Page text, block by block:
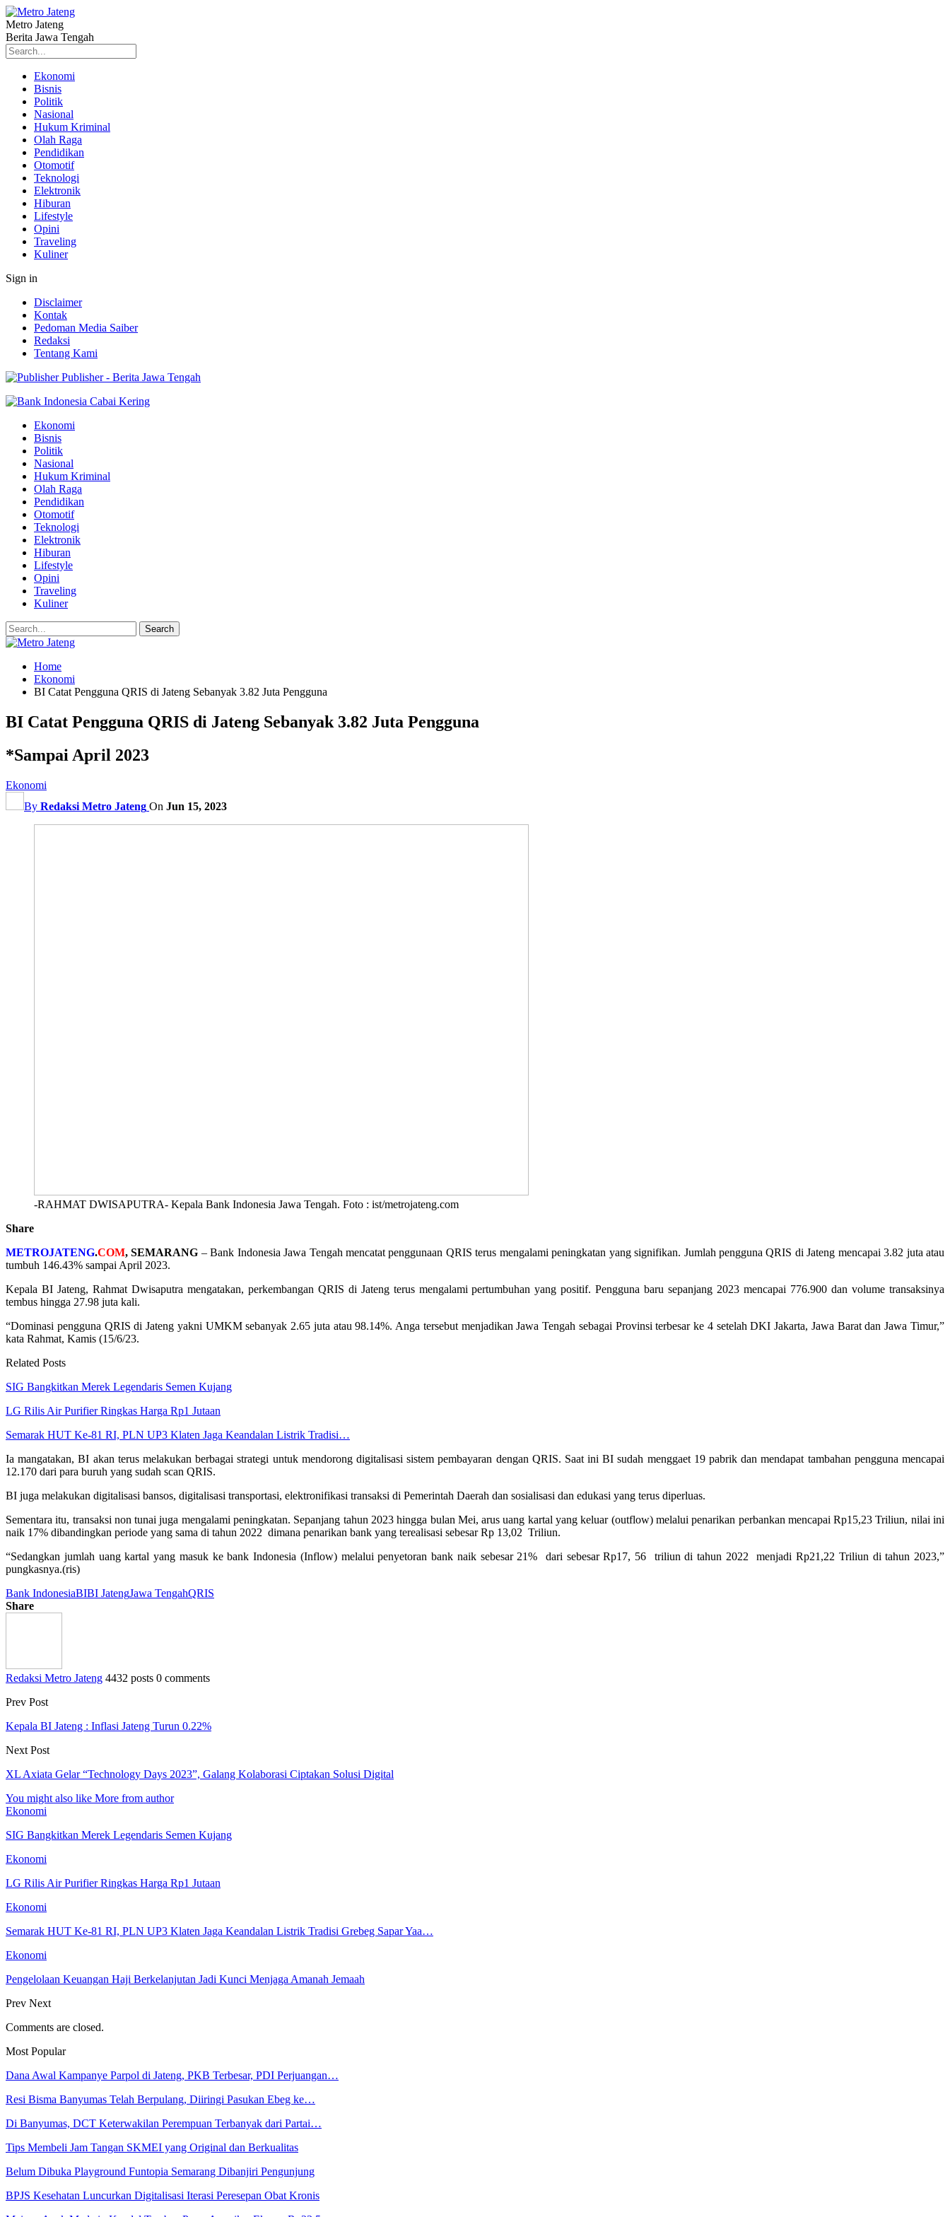
Metro Jateng
Berita Jawa Tengah
Ekonomi
Bisnis
Politik
Nasional
Hukum Kriminal
Olah Raga
Pendidikan
Otomotif
Teknologi
Elektronik
Hiburan
Lifestyle
Opini
Traveling
Kuliner
Sign in
Disclaimer
Kontak
Pedoman Media Saiber
Redaksi
Tentang Kami
Publisher - Berita Jawa Tengah
Ekonomi
Bisnis
Politik
Nasional
Hukum Kriminal
Olah Raga
Pendidikan
Otomotif
Teknologi
Elektronik
Hiburan
Lifestyle
Opini
Traveling
Kuliner
Home
Ekonomi
BI Catat Pengguna QRIS di Jateng Sebanyak 3.82 Juta Pengguna
BI Catat Pengguna QRIS di Jateng Sebanyak 3.82 Juta Pengguna
*Sampai April 2023
Ekonomi
By Redaksi Metro Jateng On Jun 15, 2023
-RAHMAT DWISAPUTRA- Kepala Bank Indonesia Jawa Tengah. Foto : ist/metrojateng.com
Share
METROJATENG.COM, SEMARANG – Bank Indonesia Jawa Tengah mencatat penggunaan QRIS terus mengalami peningkatan yang signifikan. Jumlah pengguna QRIS di Jateng mencapai 3.82 juta atau
tumbuh 146.43% sampai April 2023.
Kepala BI Jateng, Rahmat Dwisaputra mengatakan, perkembangan QRIS di Jateng terus mengalami pertumbuhan yang positif. Pengguna baru sepanjang 2023 mencapai 776.900 dan volume transaksinya
tembus hingga 27.98 juta kali.
“Dominasi pengguna QRIS di Jateng yakni UMKM sebanyak 2.65 juta atau 98.14%. Anga tersebut menjadikan Jawa Tengah sebagai Provinsi terbesar ke 4 setelah DKI Jakarta, Jawa Barat dan Jawa Timur,”
kata Rahmat, Kamis (15/6/23.
Related Posts
SIG Bangkitkan Merek Legendaris Semen Kujang
LG Rilis Air Purifier Ringkas Harga Rp1 Jutaan
Semarak HUT Ke-81 RI, PLN UP3 Klaten Jaga Keandalan Listrik Tradisi…
Ia mangatakan, BI akan terus melakukan berbagai strategi untuk mendorong digitalisasi sistem pembayaran dengan QRIS. Saat ini BI sudah menggaet 19 pabrik dan mendapat tambahan pengguna mencapai
12.170 dari para buruh yang sudah scan QRIS.
BI juga melakukan digitalisasi bansos, digitalisasi transportasi, elektronifikasi transaksi di Pemerintah Daerah dan sosialisasi dan edukasi yang terus diperluas.
Sementara itu, transaksi non tunai juga mengalami peningkatan. Sepanjang tahun 2023 hingga bulan Mei, arus uang kartal yang keluar (outflow) melalui penarikan perbankan mencapai Rp15,23 Triliun, nilai ini
naik 17% dibandingkan periode yang sama di tahun 2022 dimana penarikan bank yang terealisasi sebesar Rp 13,02 Triliun.
“Sedangkan jumlah uang kartal yang masuk ke bank Indonesia (Inflow) melalui penyetoran bank naik sebesar 21% dari sebesar Rp17, 56 triliun di tahun 2022 menjadi Rp21,22 Triliun di tahun 2023,”
pungkasnya.(ris)
Bank IndonesiaBIBI JatengJawa TengahQRIS
Share
Redaksi Metro Jateng 4432 posts 0 comments
Prev Post
Kepala BI Jateng : Inflasi Jateng Turun 0.22%
Next Post
XL Axiata Gelar “Technology Days 2023”, Galang Kolaborasi Ciptakan Solusi Digital
You might also like More from author
Ekonomi
SIG Bangkitkan Merek Legendaris Semen Kujang
Ekonomi
LG Rilis Air Purifier Ringkas Harga Rp1 Jutaan
Ekonomi
Semarak HUT Ke-81 RI, PLN UP3 Klaten Jaga Keandalan Listrik Tradisi Grebeg Sapar Yaa…
Ekonomi
Pengelolaan Keuangan Haji Berkelanjutan Jadi Kunci Menjaga Amanah Jemaah
Prev Next
Comments are closed.
Most Popular
Dana Awal Kampanye Parpol di Jateng, PKB Terbesar, PDI Perjuangan…
Resi Bisma Banyumas Telah Berpulang, Diiringi Pasukan Ebeg ke…
Di Banyumas, DCT Keterwakilan Perempuan Terbanyak dari Partai…
Tips Membeli Jam Tangan SKMEI yang Original dan Berkualitas
Belum Dibuka Playground Funtopia Semarang Dibanjiri Pengunjung
BPJS Kesehatan Luncurkan Digitalisasi Iterasi Peresepan Obat Kronis